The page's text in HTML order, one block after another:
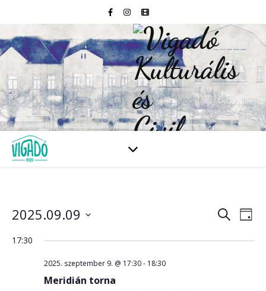
Keresett
Nap
2025.09.09
kiválasztása.
17:30
2025. szeptember 9. @ 17:30- 18:30
Meridián torna